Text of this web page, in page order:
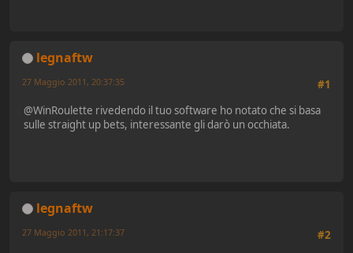
legnaftw
#1
27 Maggio 2011, 20:37:35
@WinRoulette rivedendo il tuo software ho notato che si basa
sulle straight up bets, interessante gli darò un occhiata.
legnaftw
#2
27 Maggio 2011, 21:17:37